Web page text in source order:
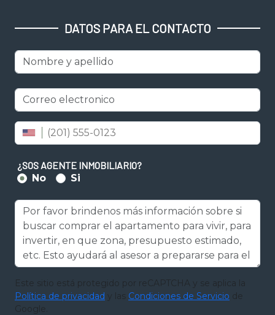
DATOS PARA EL CONTACTO
Nombre y apellido
Correo electrónico
Número de celular
¿SOS AGENTE INMOBILIARIO?
No
Si
Este sitio está protegido por reCAPTCHA y se aplica la
Política de privacidad y las Condiciones de Servicio de
Google.